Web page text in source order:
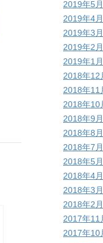
2019年5月
2019年4月
2019年3月
2019年2月
2019年1月
2018年12
2018年11
2018年10
2018年9月
2018年8月
2018年7月
2018年5月
2018年4月
2018年3月
2018年2月
2017年11
2017年10